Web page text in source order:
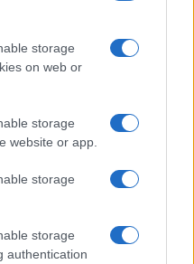
storage
on web or
storage
website or app.
storage
storage
authentication
investimento che esige
Prezzo